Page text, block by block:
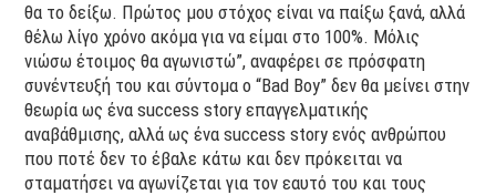
θα το δείξω. Πρώτος μου στόχος είναι να παίξω ξανά, αλλά
θέλω λίγο χρόνο ακόμα για να είμαι στο 100%. Μόλις
νιώσω έτοιμος θα αγωνιστώ”, αναφέρει σε πρόσφατη
συνέντευξή του και σύντομα ο “Bad Boy” δεν θα μείνει στην
θεωρία ως ένα success story επαγγελματικής
αναβάθμισης, αλλά ως ένα success story ενός ανθρώπου
που ποτέ δεν το έβαλε κάτω και δεν πρόκειται να
σταματήσει να αγωνίζεται για τον εαυτό του και τους